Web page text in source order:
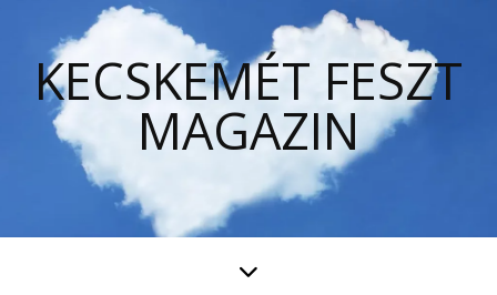
KECSKEMÉT FESZT
MAGAZIN